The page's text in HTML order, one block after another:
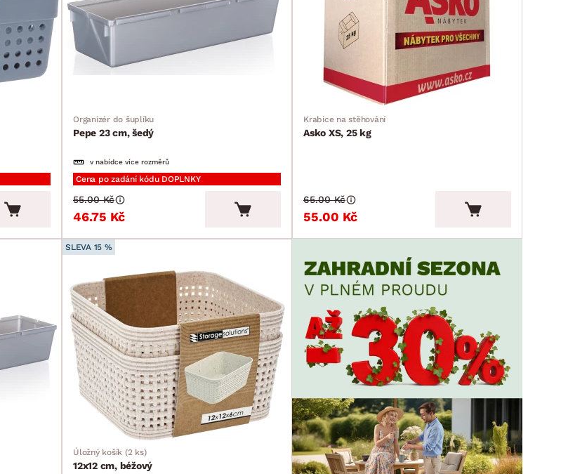
Organizér do šuplíku
Pepe 23 cm, šedý
v nabídce více rozměrů
Cena po zadání kódu DOPLNKY
46.75 Kč
55.00 Kč
Krabice na stěhování
Asko XS, 25 kg
55.00 Kč
65.00 Kč
SLEVA 15 %
Úložný košík (2 ks)
12x12 cm, béžový